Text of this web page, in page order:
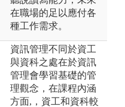
在職場的足以應付各
種工作需求。
資訊管理不同於資工
與資科之處在於資訊
管理會學習基礎的管
理觀念，在課程內涵
方面,，資工和資科較